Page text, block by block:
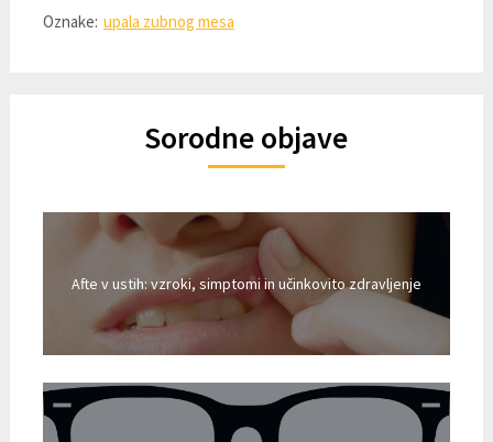
Oznake: upala zubnog mesa
Sorodne objave
Afte v ustih: vzroki, simptomi in učinkovito zdravljenje